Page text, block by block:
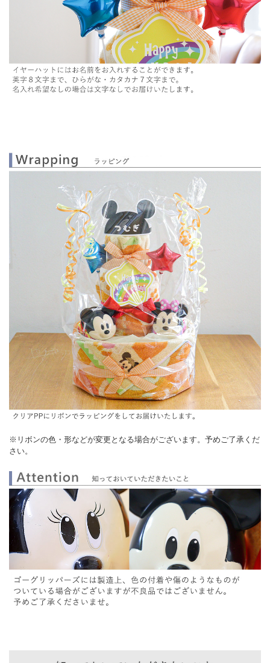
※リボンの色・形などが変更となる場合がございます。予めご了承くだ
さい。